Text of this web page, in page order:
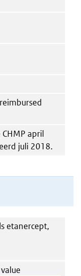
april
juli 2018.
etanercept,